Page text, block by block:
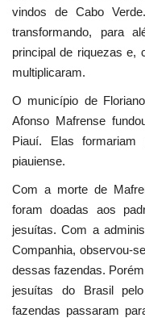
vindos de Cabo
transformando, para
principal de riquezas e,
multiplicaram.
O município de
Afonso Mafrense
Piauí. Elas
piauiense.
Com a morte de
foram doadas aos
jesuítas. Com a
Companhia, observou-
dessas fazendas.
jesuítas do Brasil
fazendas passaram